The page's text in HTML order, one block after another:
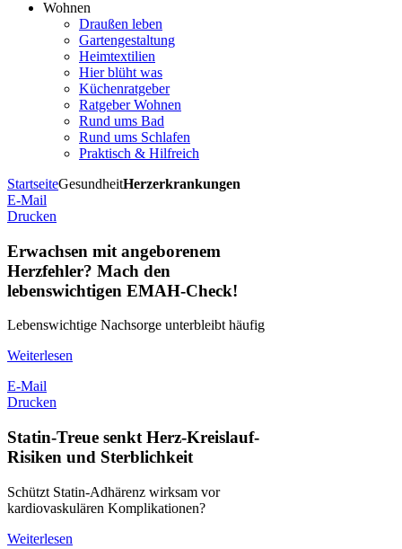
Wohnen
Draußen leben
Gartengestaltung
Heimtextilien
Hier blüht was
Küchenratgeber
Ratgeber Wohnen
Rund ums Bad
Rund ums Schlafen
Praktisch & Hilfreich
StartseiteGesundheitHerzerkrankungen
E-Mail
Drucken
Erwachsen mit angeborenem
Herzfehler? Mach den
lebenswichtigen EMAH-Check!
Lebenswichtige Nachsorge unterbleibt häufig
Weiterlesen
E-Mail
Drucken
Statin-Treue senkt Herz-Kreislauf-
Risiken und Sterblichkeit
Schützt Statin-Adhärenz wirksam vor
kardiovaskulären Komplikationen?
Weiterlesen